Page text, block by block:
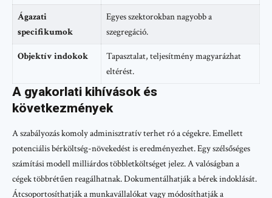
Ágazati
specifikumok
Egyes szektorokban nagyobb a
szegregáció.
Objektív indokok
Tapasztalat, teljesítmény magyarázhat
eltérést.
A gyakorlati kihívások és
következmények
A szabályozás komoly adminisztratív terhet ró a cégekre. Emellett
potenciális bérköltség-növekedést is eredményezhet. Egy szélsőséges
számítási modell milliárdos többletköltséget jelez. A valóságban a
cégek többrétűen reagálhatnak. Dokumentálhatják a bérek indoklását.
Átcsoportosíthatják a munkavállalókat vagy módosíthatják a